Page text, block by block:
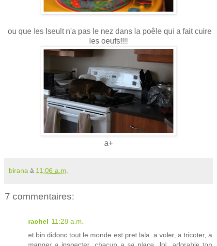
ou que les Iseult n'a pas le nez dans la poêle qui a fait cuire
les oeufs!!!!
a+
birana à 11:06 a.m.
7 commentaires:
rachel 11:28 a.m.
et bin didonc tout le monde est pret lala..a voler, a tricoter, a